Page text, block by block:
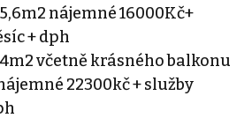
nájemné 16000Kč+
+ dph
včetně krásného balkonu
22300kč + služby